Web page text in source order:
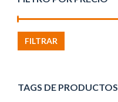
FILTRAR
TAGS DE PRODUCTOS